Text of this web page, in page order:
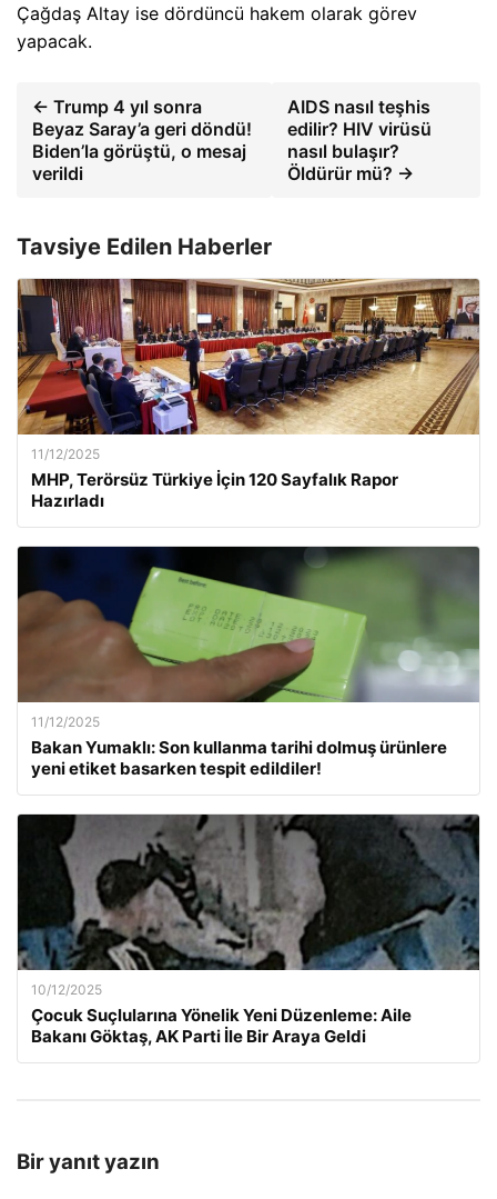
Çağdaş Altay ise dördüncü hakem olarak görev
yapacak.
← Trump 4 yıl sonra
Beyaz Saray’a geri döndü!
Biden’la görüştü, o mesaj
verildi
AIDS nasıl teşhis
edilir? HIV virüsü
nasıl bulaşır?
Öldürür mü? →
Tavsiye Edilen Haberler
11/12/2025
MHP, Terörsüz Türkiye İçin 120 Sayfalık Rapor
Hazırladı
11/12/2025
Bakan Yumaklı: Son kullanma tarihi dolmuş ürünlere
yeni etiket basarken tespit edildiler!
10/12/2025
Çocuk Suçlularına Yönelik Yeni Düzenleme: Aile
Bakanı Göktaş, AK Parti İle Bir Araya Geldi
Bir yanıt yazın